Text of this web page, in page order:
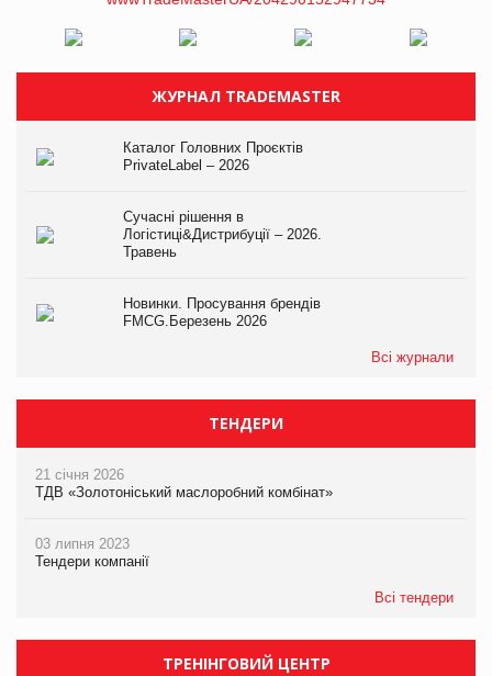
ЖУРНАЛ TRADEMASTER
Каталог Головних Проєктів
PrivateLabel – 2026
Сучасні рішення в
Логістиці&Дистрибуції – 2026.
Травень
Новинки. Просування брендів
FMCG.Березень 2026
Всі журнали
ТЕНДЕРИ
21 січня 2026
ТДВ «Золотоніський маслоробний комбінат»
03 липня 2023
Тендери компанії
Всі тендери
ТРЕНІНГОВИЙ ЦЕНТР